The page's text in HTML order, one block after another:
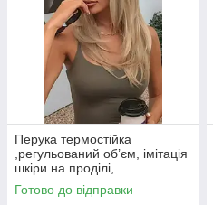
Перука термостійка
,регульований об’єм, імітація
шкіри на проділі,
натуральний вигляд, сітка
всерединіRS 45 см
Готово до відправки